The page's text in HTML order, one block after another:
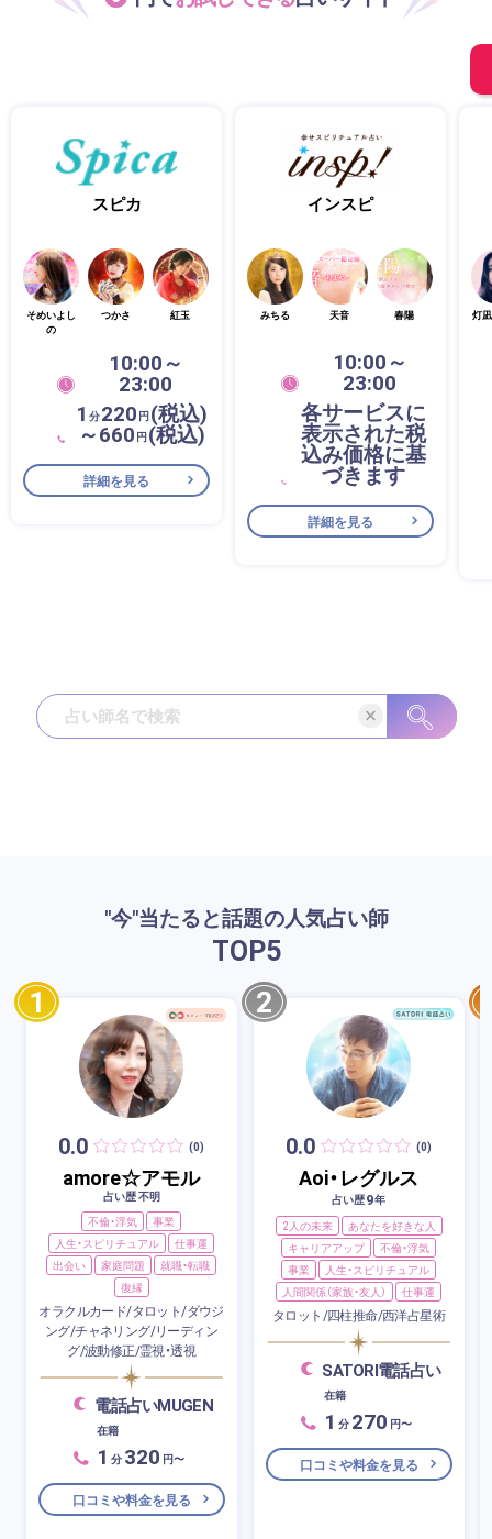
スピカ
そめいよし
の
つかさ 紅玉
10:00～
23:00
1 分220 円(税込)
～660 円(税込)
詳細を見る
インスピ
みちる 天音 春陽
10:00～
23:00
各サービスに
表示された税
込み価格に基
づきます
詳細を見る
灯
"今"当たると話題の人気占い師
TOP5
1
0.0 (0)
amore☆アモル
占い歴 不明
不倫・浮気
事業
人生・スピリチュアル
仕事運
出会い
家庭問題
就職・転職
復縁
オラクルカード/タロット/ダウジ
ング/チャネリング/リーディン
グ/波動修正/霊視・透視
電話占いMUGEN
在籍
1 分 320 円〜
口コミや料金を見る
2
0.0 (0)
Aoi・レグルス
占い歴9年
2人の未来
あなたを好きな人
キャリアアップ
不倫・浮気
事業
人生・スピリチュアル
人間関係（家族・友人）
仕事運
タロット/四柱推命/西洋占星術
SATORI電話占い
在籍
1 分 270 円〜
口コミや料金を見る